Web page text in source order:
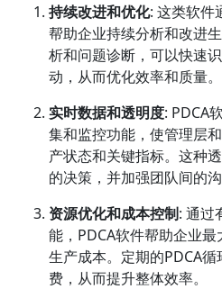
持续改进和优化: 这类软件
帮助企业持续分析和改进
析和问题诊断，可以快速
动，从而优化效率和质量。
实时数据和透明度: PDCA
集和监控功能，使管理层
产状态和关键指标。这种
的决策，并加强团队间的沟
资源优化和成本控制: 通过
能，PDCA软件帮助企业
生产成本。定期的PDCA
费，从而提升整体效率。